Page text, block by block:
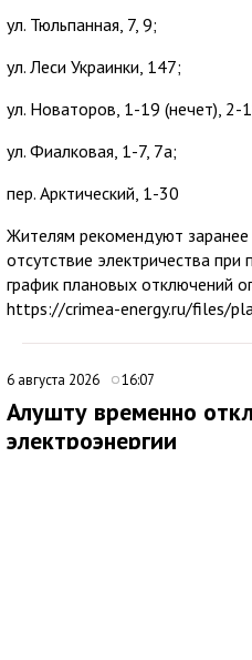
ул. Тюльпанная, 7, 9;
ул. Леси Украинки, 147;
ул. Новаторов, 1-19 (нечет), 2-
ул. Фиалковая, 1-7, 7а;
пер. Арктический, 1-30
Жителям рекомендуют
отсутствие электричества
график плановых отключений
https://crimea-energy.ru/files/
6 августа 2026 16:07
Алушту временно
электроэнергии